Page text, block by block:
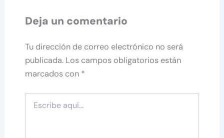
Deja un comentario
Tu dirección de correo electrónico no será
publicada. Los campos obligatorios están
marcados con *
aquí...